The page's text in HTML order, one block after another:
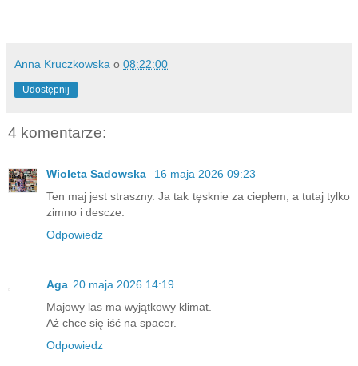
Anna Kruczkowska o 08:22:00
Udostępnij
4 komentarze:
Wioleta Sadowska
16 maja 2026 09:23
Ten maj jest straszny. Ja tak tęsknie za ciepłem, a tutaj tylko
zimno i descze.
Odpowiedz
Aga 20 maja 2026 14:19
Majowy las ma wyjątkowy klimat.
Aż chce się iść na spacer.
Odpowiedz